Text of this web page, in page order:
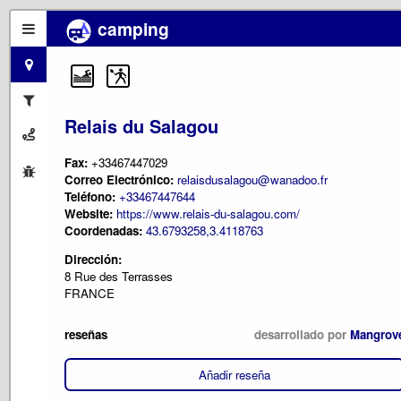
camping
Relais du Salagou
Fax: +33467447029
Correo Electrónico: relaisdusalagou@wanadoo.fr
Teléfono: +33467447644
Website: https://www.relais-du-salagou.com/
Coordenadas: 43.6793258,3.4118763
Dirección:
8 Rue des Terrasses
FRANCE
reseñas desarrollado por
Añadir reseña